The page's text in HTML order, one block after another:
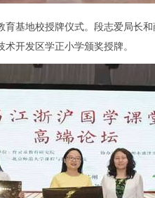
基地校授牌仪式。段志爱局长和
开发区学正小学颁奖授牌。